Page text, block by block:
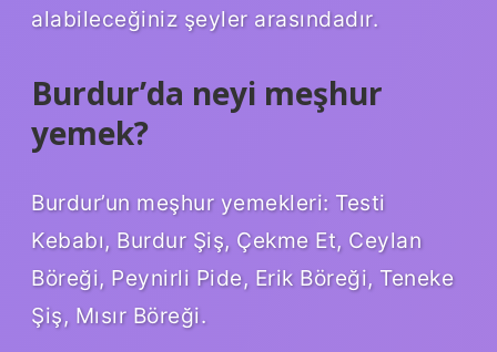
alabileceğiniz şeyler arasındadır.
Burdur’da neyi meşhur
yemek?
Burdur’un meşhur yemekleri: Testi
Kebabı, Burdur Şiş, Çekme Et, Ceylan
Böreği, Peynirli Pide, Erik Böreği, Teneke
Şiş, Mısır Böreği.